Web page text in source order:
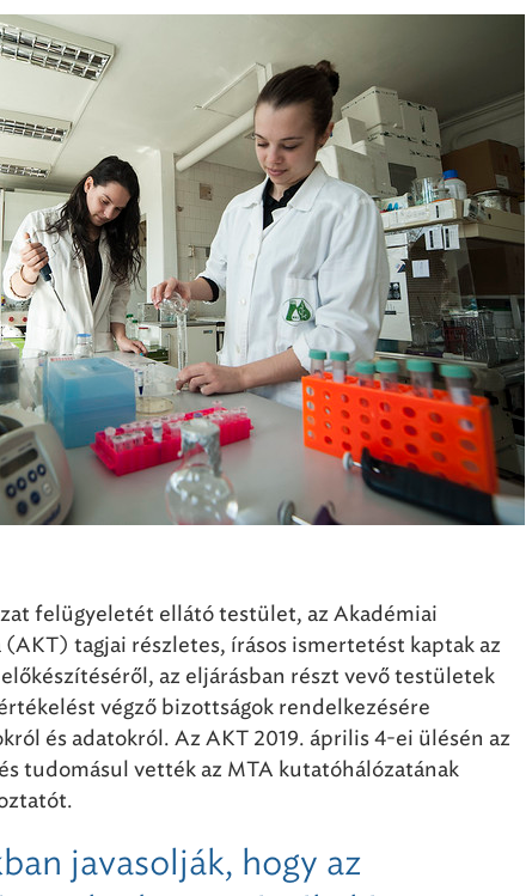
felügyeletét ellátó testület, az Akadémiai
tagjai részletes, írásos ismertetést kaptak az
az eljárásban részt vevő testületek
végző bizottságok rendelkezésére
és adatokról. Az AKT 2019. április 4-ei ülésén az
tudomásul vették az MTA kutatóhálózatának
javasolják, hogy az